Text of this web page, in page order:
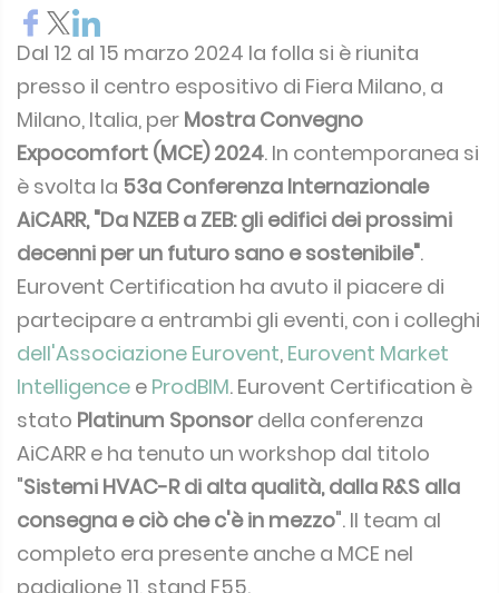
Dal 12 al 15 marzo 2024 la folla si è riunita
presso il centro espositivo di Fiera Milano, a
Milano, Italia, per Mostra Convegno
Expocomfort (MCE) 2024. In contemporanea si
è svolta la 53a Conferenza Internazionale
AiCARR, "Da NZEB a ZEB: gli edifici dei prossimi
decenni per un futuro sano e sostenibile".
Eurovent Certification ha avuto il piacere di
partecipare a entrambi gli eventi, con i colleghi
dell'Associazione Eurovent, Eurovent Market
Intelligence e ProdBIM. Eurovent Certification è
stato Platinum Sponsordella conferenza
AiCARR e ha tenuto un workshop dal titolo
"Sistemi HVAC-R di alta qualità, dalla R&S alla
consegna e ciò che c'è in mezzo". Il team al
completo era presente anche a MCE nel
padiglione 11, stand F55.